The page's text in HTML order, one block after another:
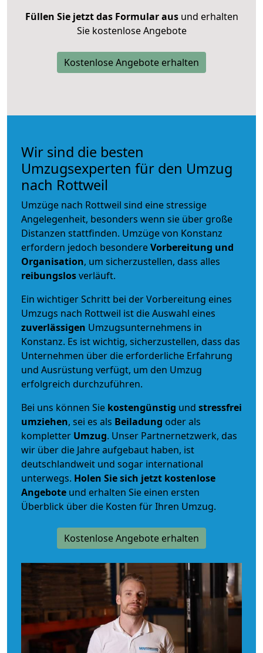
Füllen Sie jetzt das Formular ausund erhalten
Sie kostenlose Angebote
Kostenlose Angebote erhalten
Wir sind die besten
Umzugsexperten für den Umzug
nach Rottweil
Umzüge nach Rottweil sind eine stressige
Angelegenheit, besonders wenn sie über große
Distanzen stattfinden. Umzüge von Konstanz
erfordern jedoch besondereVorbereitung und
Organisation, um sicherzustellen, dass alles
reibungslosverläuft.
Ein wichtiger Schritt bei der Vorbereitung eines
Umzugs nach Rottweil ist die Auswahl eines
zuverlässigen Umzugsunternehmens in
Konstanz. Es ist wichtig, sicherzustellen, dass das
Unternehmen über die erforderliche Erfahrung
und Ausrüstung verfügt, um den Umzug
erfolgreich durchzuführen.
Bei uns können Sie kostengünstig und stressfrei
umziehen, sei es als Beiladung oder als
kompletter Umzug. Unser Partnernetzwerk, das
wir über die Jahre aufgebaut haben, ist
deutschlandweit und sogar international
unterwegs. Holen Sie sich jetzt kostenlose
Angebote und erhalten Sie einen ersten
Überblick über die Kosten für Ihren Umzug.
Kostenlose Angebote erhalten